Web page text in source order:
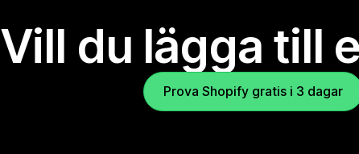
Vill du lägga till
Prova Shopify gratis i 3 dagar